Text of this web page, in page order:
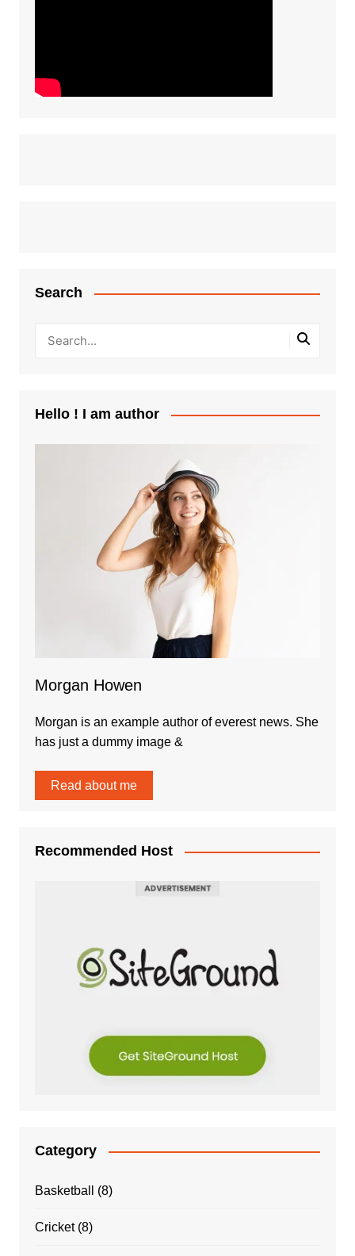
Search
Hello ! I am author
Morgan Howen
Morgan is an example author of everest news. She
has just a dummy image &
Read about me
Recommended Host
Category
Basketball (8)
Cricket(8)